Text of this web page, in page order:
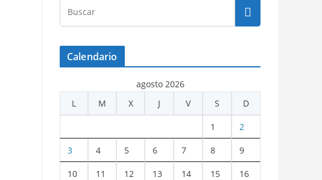
Calendario
agosto 2026
L
M X J V S D
1 2
3 4 5 6 7 8 9
10 11 12 13 14 15 16